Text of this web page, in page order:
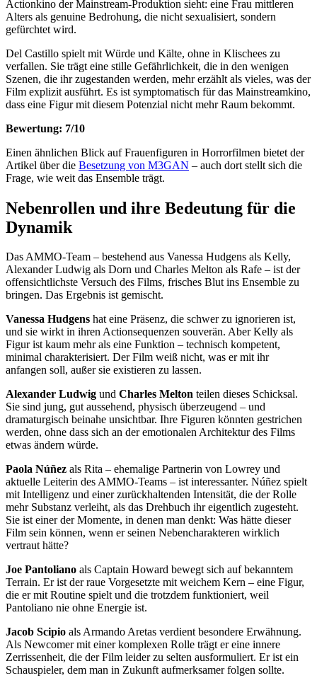
Actionkino der Mainstream-Produktion sieht: eine Frau mittleren
Alters als genuine Bedrohung, die nicht sexualisiert, sondern
gefürchtet wird.
Del Castillo spielt mit Würde und Kälte, ohne in Klischees zu
verfallen. Sie trägt eine stille Gefährlichkeit, die in den wenigen
Szenen, die ihr zugestanden werden, mehr erzählt als vieles, was der
Film explizit ausführt. Es ist symptomatisch für das Mainstreamkino,
dass eine Figur mit diesem Potenzial nicht mehr Raum bekommt.
Bewertung: 7/10
Einen ähnlichen Blick auf Frauenfiguren in Horrorfilmen bietet der
Artikel über die Besetzung von M3GAN – auch dort stellt sich die
Frage, wie weit das Ensemble trägt.
Nebenrollen und ihre Bedeutung für die
Dynamik
Das AMMO-Team – bestehend aus Vanessa Hudgens als Kelly,
Alexander Ludwig als Dorn und Charles Melton als Rafe – ist der
offensichtlichste Versuch des Films, frisches Blut ins Ensemble zu
bringen. Das Ergebnis ist gemischt.
Vanessa Hudgens hat eine Präsenz, die schwer zu ignorieren ist,
und sie wirkt in ihren Actionsequenzen souverän. Aber Kelly als
Figur ist kaum mehr als eine Funktion – technisch kompetent,
minimal charakterisiert. Der Film weiß nicht, was er mit ihr
anfangen soll, außer sie existieren zu lassen.
Alexander Ludwig und Charles Melton teilen dieses Schicksal.
Sie sind jung, gut aussehend, physisch überzeugend – und
dramaturgisch beinahe unsichtbar. Ihre Figuren könnten gestrichen
werden, ohne dass sich an der emotionalen Architektur des Films
etwas ändern würde.
Paola Núñez als Rita – ehemalige Partnerin von Lowrey und
aktuelle Leiterin des AMMO-Teams – ist interessanter. Núñez spielt
mit Intelligenz und einer zurückhaltenden Intensität, die der Rolle
mehr Substanz verleiht, als das Drehbuch ihr eigentlich zugesteht.
Sie ist einer der Momente, in denen man denkt: Was hätte dieser
Film sein können, wenn er seinen Nebencharakteren wirklich
vertraut hätte?
Joe Pantoliano als Captain Howard bewegt sich auf bekanntem
Terrain. Er ist der raue Vorgesetzte mit weichem Kern – eine Figur,
die er mit Routine spielt und die trotzdem funktioniert, weil
Pantoliano nie ohne Energie ist.
Jacob Scipio als Armando Aretas verdient besondere Erwähnung.
Als Newcomer mit einer komplexen Rolle trägt er eine innere
Zerrissenheit, die der Film leider zu selten ausformuliert. Er ist ein
Schauspieler, dem man in Zukunft aufmerksamer folgen sollte.